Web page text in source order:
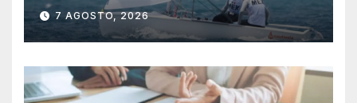
7 AGOSTO, 2026